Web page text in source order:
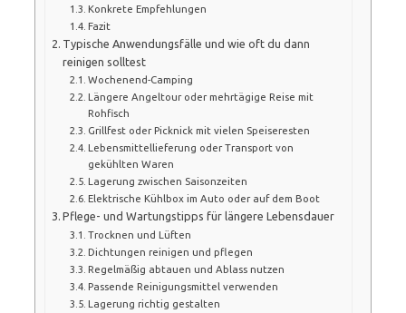
Konkrete Empfehlungen
Fazit
Typische Anwendungsfälle und wie oft du dann
reinigen solltest
Wochenend-Camping
Längere Angeltour oder mehrtägige Reise mit
Rohfisch
Grillfest oder Picknick mit vielen Speiseresten
Lebensmittellieferung oder Transport von
gekühlten Waren
Lagerung zwischen Saisonzeiten
Elektrische Kühlbox im Auto oder auf dem Boot
Pflege- und Wartungstipps für längere Lebensdauer
Trocknen und Lüften
Dichtungen reinigen und pflegen
Regelmäßig abtauen und Ablass nutzen
Passende Reinigungsmittel verwenden
Lagerung richtig gestalten